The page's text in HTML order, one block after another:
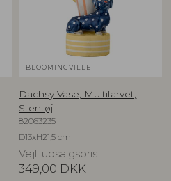
BLOOMINGVILLE
Dachsy Vase, Multifarvet,
Stentøj
82063235
D13xH21,5 cm
Vejl. udsalgspris
349,00 DKK